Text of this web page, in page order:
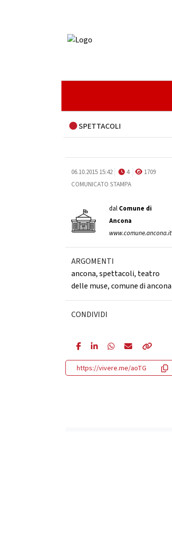
SPETTACOLI
06.10.2015 15:42 4
1709
COMUNICATO STAMPA
dal Comune di
Ancona
www.comune.ancona.it
ARGOMENTI
ancona,spettacoli, teatro
delle muse,comune di ancona
CONDIVIDI
https://vivere.me/aoTG